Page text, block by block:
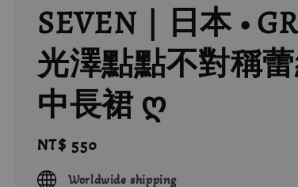
SEVEN｜日本 •
光澤點點不對稱
中長裙 ღ
Regular
price
NT$ 550
Worldwide shipping